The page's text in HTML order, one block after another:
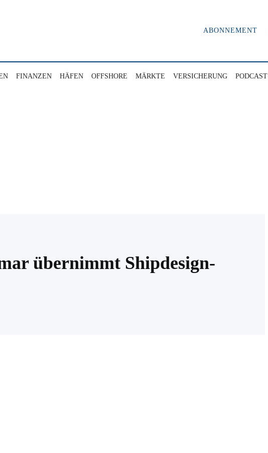
ABONNEMENT
FINANZEN HÄFEN OFFSHORE MÄRKTE VERSICHERUNG PODCAST
übernimmt Shipdesign-